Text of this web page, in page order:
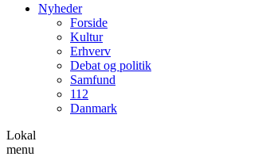
Nyheder
Forside
Kultur
Erhverv
Debat og politik
Samfund
112
Danmark
Lokal
menu